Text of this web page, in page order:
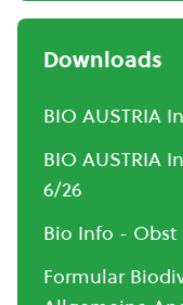
Downloads
BIO AUSTRIA
BIO AUSTRIA
6/26
Bio Info - Obst
Formular